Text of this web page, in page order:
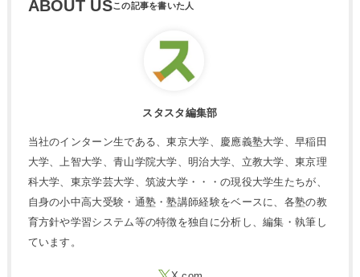
ABOUT US
スタスタ編集部
当社のインターン生である、東京大学、慶應義塾大学、早稲田
大学、上智大学、青山学院大学、明治大学、立教大学、東京理
科大学、東京学芸大学、筑波大学・・・の現役大学生たちが、
自身の小中高大受験・通塾・塾講師経験をベースに、各塾の教
育方針や学習システム等の特徴を独自に分析し、編集・執筆し
ています。